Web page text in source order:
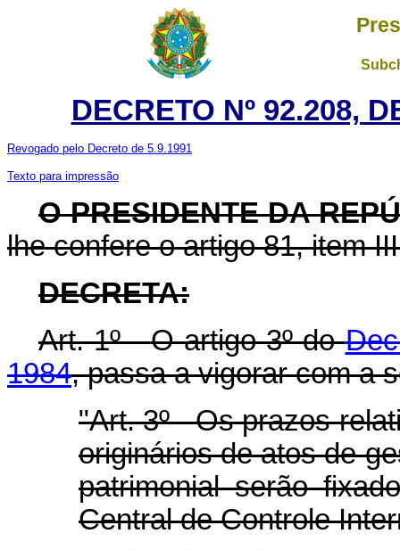
DECRETO Nº 92.208,
Revogado pelo Decreto de 5.9.1991
Texto para impressão
O PRESIDENTE DA
lhe confere o artigo 81, item
DECRETA:
Art. 1º -O artigo 3º do
1984, passa a vigorar com a
"Art. 3º - Os prazos
originários de atos de
patrimonial serão
Central de Controle